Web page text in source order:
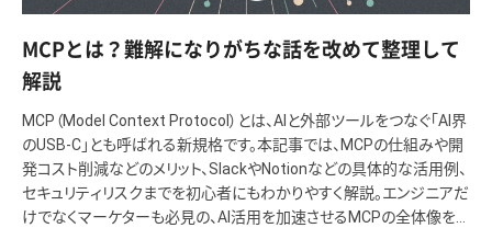
MCPとは？難解になりがちな話を改めて整理して
解説
MCP（Model Context Protocol）とは、AIと外部ツールをつなぐ「AI界
のUSB-C」とも呼ばれる新規格です。本記事では、MCPの仕組みや開
発コスト削減などのメリット、SlackやNotionなどの具体的な活用例、
セキュリティリスクまでを初心者にもわかりやすく解説。エンジニアだ
けでなくマーケターも必見の、AI活用を加速させるMCPの全体像を